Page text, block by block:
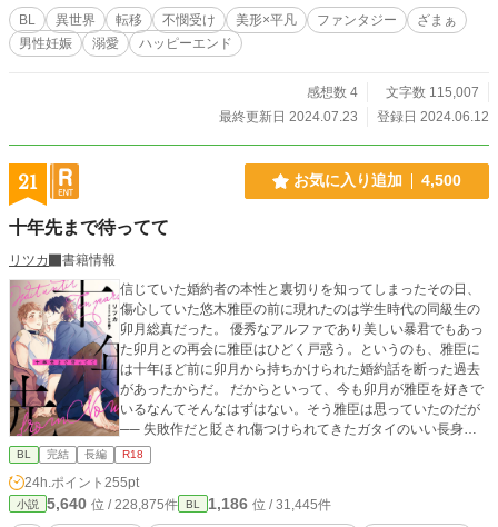
として…… 奴隷だった英雄様×容姿を変えられていた不憫な青年のお話。満は英
雄様に嫌われていると思い込んでいますが、英雄様は最初から満大好きで物凄く
執着しています。ヤンデレですが旅の仲間達のお陰でぱっと見は満溺愛のスパダ
BL 異世界 転移 不憫受け 美形×平凡 ファンタジー
ざまぁ
男性妊娠
溺愛 ハッピーエンド
感想数 4
文字数 115,007
最終更新日 2024.07.23
登録日 2024.06.12
21 お気に入り追加 4,500
十年先まで待ってて
リツカ
書籍情報
信じていた婚約者の本性と裏切りを知ってしまったその日、
傷心していた悠木雅臣の前に現れたのは学生時代の同級生の
卯月総真だった。 優秀なアルファであり美しい暴君でもあっ
た卯月との再会に雅臣はひどく戸惑う。というのも、雅臣に
は十年ほど前に卯月から持ちかけられた婚約話を断った過去
があったからだ。 だからといって、今も卯月が雅臣を好きで
いるなんてそんなはずはない。そう雅臣は思っていたのだが
── 失敗作だと貶され傷つけられてきたガタイのいい長身オ
メガが、一途な俺様アルファにとろとろに愛されて幸せにな
る話。 口の悪い美形α×ネガティブな不憫Ω 本編完結済み。
時々、後日談や番外編などを更新してます。 ※オメガバース
に関しての独自設定等あり。 ※本編と後日談にサブカプあ
BL 完結 長編 R18
24h.ポイント 255pt
小説 5,640 位 / 228,875件 BL 1,186 位 / 31,445件